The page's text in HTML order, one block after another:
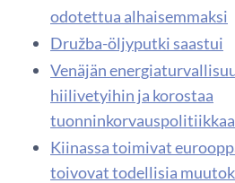
odotettua alhaisemmaksi
Družba-öljyputki saastui
Venäjän
hiilivetyihin ja korostaa
tuonninkorvauspolitiikkaa
Kiinassa toimivat
toivovat todellisia